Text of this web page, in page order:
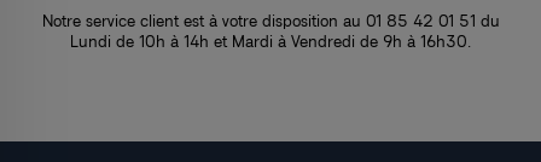
Notre service client est à votre disposition au 01 85 42 01 51 du
Lundi de 10h à 14h et Mardi à Vendredi de 9h à 16h30.